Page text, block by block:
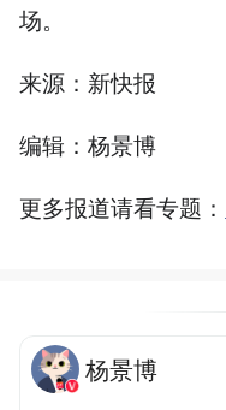
场。
来源：新快报
编辑：杨景博
更多报道请看专题：
杨景博